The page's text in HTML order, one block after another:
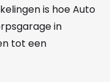
is hoe Auto
in
tot een